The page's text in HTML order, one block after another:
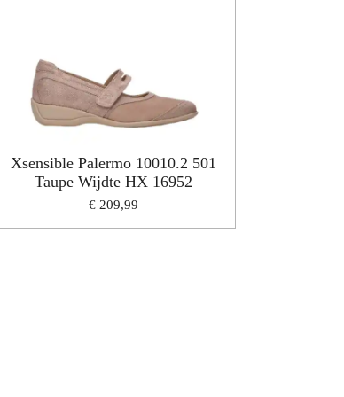
Xsensible Palermo 10010.2 501
Taupe Wijdte HX 16952
€ 209,99